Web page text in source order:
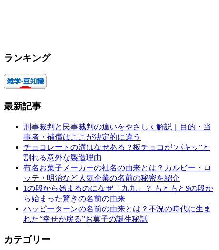
ランキング
最新記事
刑事裁判と民事裁判の違いをやさしく解説｜目的・当
事者・補償はここが決定的に違う
チョコレートの溝はなぜある？板チョコが“パキッ”と
割れる意外な製造理由
有名お菓子メーカーの社名の由来とは？カルビー・ロ
ッテ・明治など人気企業の名前の秘密を紹介
1の段から始まるのになぜ「九九」？ もともと9の段か
ら始まった驚きの名前の由来
ハッピーターンの名前の由来とは？不況の時代に生ま
れた“幸せが戻る”お菓子の誕生秘話
カテゴリー